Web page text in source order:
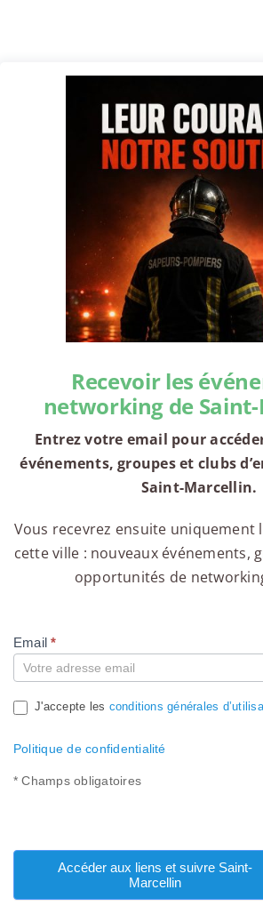
Recevoir les
networking de
Entrez votre email pour
événements, groupes et clubs
Saint-Marcellin.
Vous recevrez ensuite uniquement
cette ville : nouveaux événements,
opportunités de
Compte
Email*
J'accepte les conditions générales
Politique de confidentialité
* Champs obligatoires
Accéder aux liens et suivre Saint-
Marcellin